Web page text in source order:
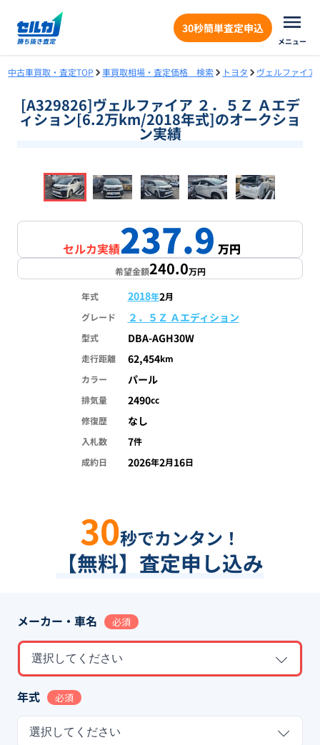
30秒簡単査定申込
メニュー
中古車買取・査定TOP 車買取相場・査定価格 検索 トヨタ ヴェルファイア
[A329826]ヴェルファイア ２．５Ｚ Ａエデ
ィション[6.2万km/2018年式]のオークショ
ン実績
1/18
セルカ実績237.9万円
希望金額240.0万円
年式 2018年2月
グレード
２．５Ｚ Ａエディション
型式 DBA-AGH30W
走行距離 62,454km
カラー
パール
排気量 2490cc
修復歴
なし
入札数 7件
成約日
2026年2月16日
30秒でカンタン！
【無料】査定申し込み
メーカー・車名 必須
選択してください
年式 必須
選択してください